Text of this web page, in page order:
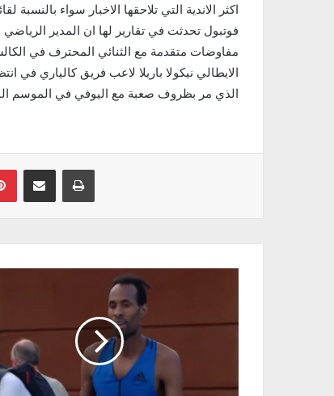
اكثر الاندية التي تلاحقها الاخبار سواء
فوتبول تحدثت في تقارير لها ان المدير
مفاوضات متقدمة مع الثنائي المحترف في
الايطالي نيكولا باريلا لاعب فريق كالياري
الذي مر بظروف صعبة مع اليوفي في الموسم
Pinterest Partager par email Imprimer